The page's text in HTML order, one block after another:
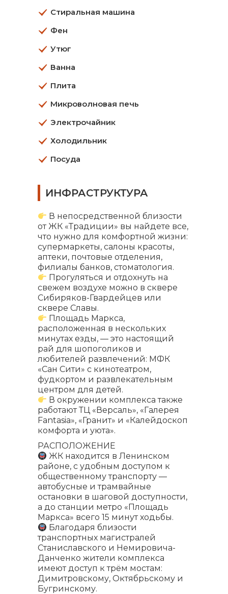
Стиральная машина
Фен
Утюг
Ванна
Плита
Микроволновая печь
Электрочайник
Холодильник
Посуда
ИНФРАСТРУКТУРА
В непосредственной близости
от ЖК «Традиции» вы найдете все,
что нужно для комфортной жизни:
супермаркеты, салоны красоты,
аптеки, почтовые отделения,
филиалы банков, стоматология.
Прогуляться и отдохнуть на
свежем воздухе можно в сквере
Сибиряков-Гвардейцев или
сквере Славы.
Площадь Маркса,
расположенная в нескольких
минутах езды, — это настоящий
рай для шопоголиков и
любителей развлечений: МФК
«Сан Сити» с кинотеатром,
фудкортом и развлекательным
центром для детей.
В окружении комплекса также
работают ТЦ «Версаль», «Галерея
Fantasia», «Гранит» и «Калейдоскоп
комфорта и уюта».
РАСПОЛОЖЕНИЕ
ЖК находится в Ленинском
районе, с удобным доступом к
общественному транспорту —
автобусные и трамвайные
остановки в шаговой доступности,
а до станции метро «Площадь
Маркса» всего 15 минут ходьбы.
Благодаря близости
транспортных магистралей
Станиславского и Немировича-
Данченко жители комплекса
имеют доступ к трём мостам:
Димитровскому, Октябрьскому и
Бугринскому.